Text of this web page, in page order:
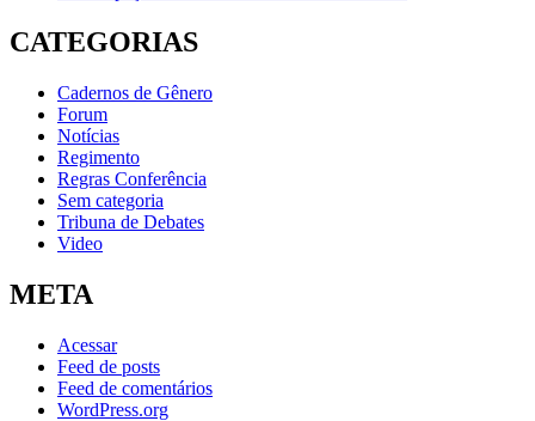
CATEGORIAS
Cadernos de Gênero
Forum
Notícias
Regimento
Regras Conferência
Sem categoria
Tribuna de Debates
Video
META
Acessar
Feed de posts
Feed de comentários
WordPress.org